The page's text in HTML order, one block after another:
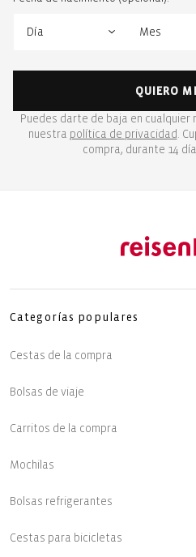
QUIERO
Puedes darte de baja en cualquier
nuestra política de privacidad .
compra, durante 14
Categorías populares
Cestas de la compra
Bolsas de viaje
Carritos de la compra
Mochilas
Bolsas refrigerantes
Cestas para bicicletas